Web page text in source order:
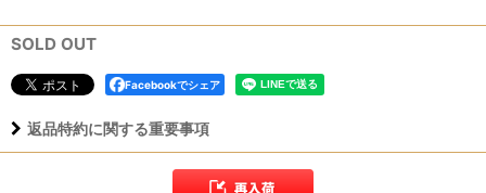
SOLD OUT
Facebookでシェア
返品特約に関する重要事項